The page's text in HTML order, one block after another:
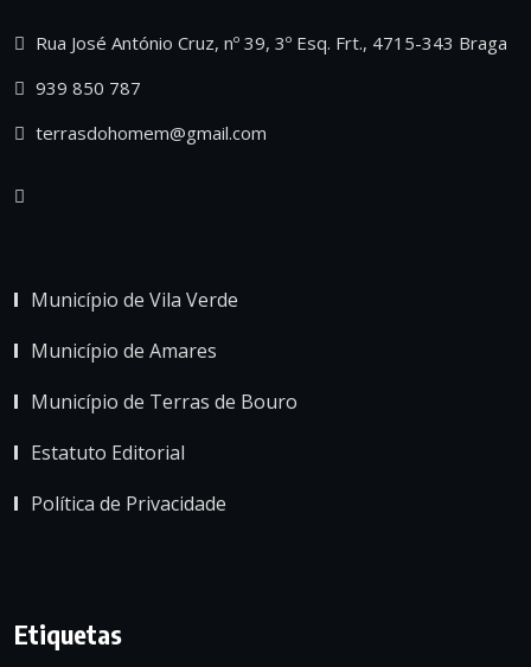
Rua José António Cruz, nº 39, 3º Esq. Frt., 4715-343 Braga
939 850 787
terrasdohomem@gmail.com
Município de Vila Verde
Município de Amares
Município de Terras de Bouro
Estatuto Editorial
Política de Privacidade
Etiquetas